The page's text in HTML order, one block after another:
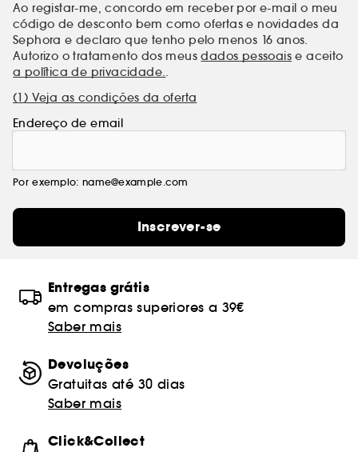
Ao registar-me, concordo em receber por e-mail o meu
código de desconto bem como ofertas e novidades da
Sephora e declaro que tenho pelo menos 16 anos.
Autorizo o tratamento dos meusdados pessoais e aceito
a política de privacidade..
(1) Veja as condições da oferta
Endereço de email
Por exemplo: name@example.com
Inscrever-se
Entregas grátis
em compras superiores a 39€
Saber mais
Devoluções
Gratuitas até 30 dias
Saber mais
Click&Collect